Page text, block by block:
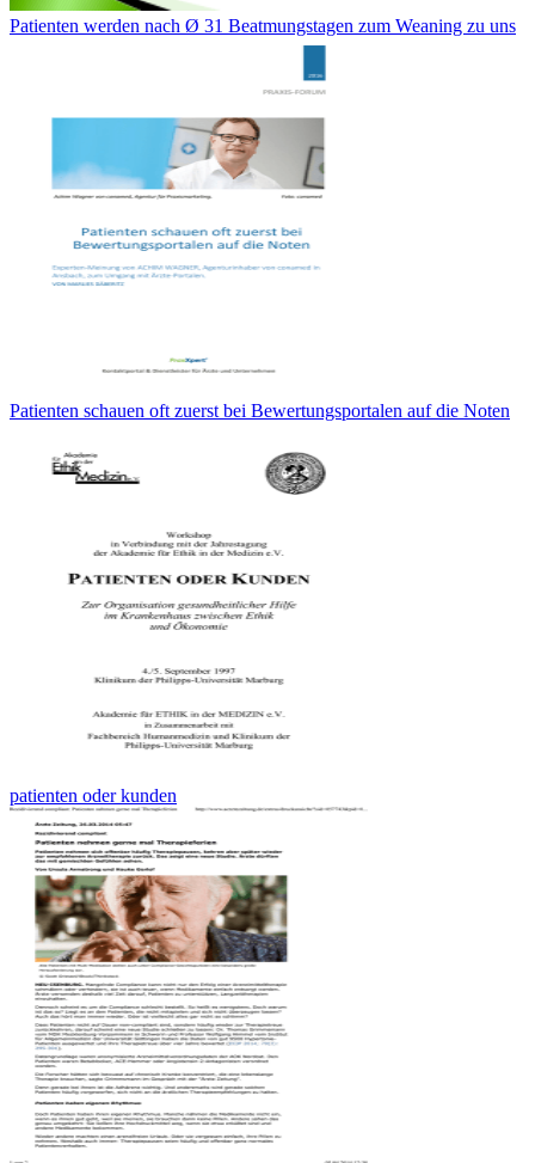
Patienten werden nach Ø 31 Beatmungstagen zum Weaning zu uns
Patienten schauen oft zuerst bei Bewertungsportalen auf die Noten
patienten oder kunden